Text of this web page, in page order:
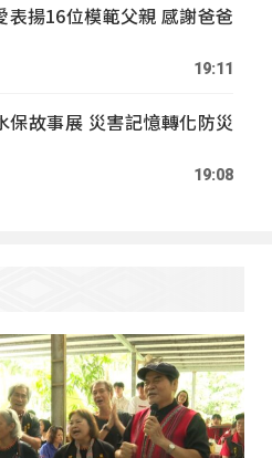
表揚16位模範父親 感謝爸爸
19:11
保故事展 災害記憶轉化防災
19:08